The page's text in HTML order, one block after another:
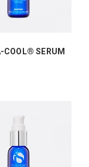
COOL® SERUM